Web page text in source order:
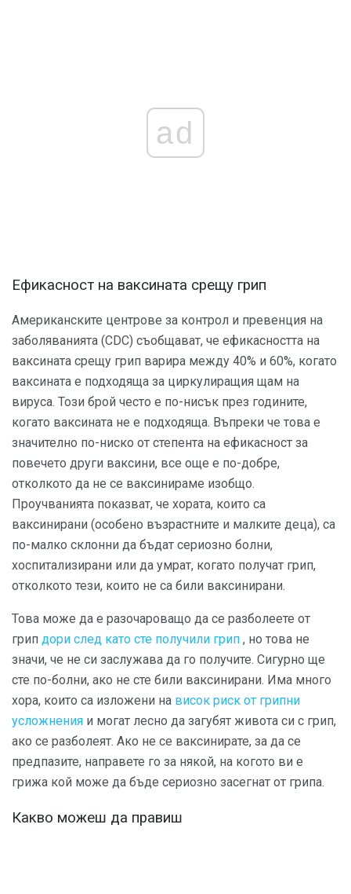
ad
Ефикасност на ваксината срещу грип
Американските центрове за контрол и превенция на
заболяванията (CDC) съобщават, че ефикасността на
ваксината срещу грип варира между 40% и 60%, когато
ваксината е подходяща за циркулиращия щам на
вируса. Този брой често е по-нисък през годините,
когато ваксината не е подходяща. Въпреки че това е
значително по-ниско от степента на ефикасност за
повечето други ваксини, все още е по-добре,
отколкото да не се ваксинираме изобщо.
Проучванията показват, че хората, които са
ваксинирани (особено възрастните и малките деца), са
по-малко склонни да бъдат сериозно болни,
хоспитализирани или да умрат, когато получат грип,
отколкото тези, които не са били ваксинирани.
Това може да е разочароващо да се разболеете от
грип дори след като сте получили грип , но това не
значи, че не си заслужава да го получите. Сигурно ще
сте по-болни, ако не сте били ваксинирани. Има много
хора, които са изложени на висок риск от грипни
усложнения и могат лесно да загубят живота си с грип,
ако се разболеят. Ако не се ваксинирате, за да се
предпазите, направете го за някой, на когото ви е
грижа кой може да бъде сериозно засегнат от грипа.
Какво можеш да правиш